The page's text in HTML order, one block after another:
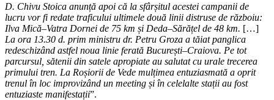
D. Chivu Stoica anunță apoi că la sfârșitul acestei campanii de
lucru vor fi redate traficului ultimele două linii distruse de războiu:
Ilva Mică–Vatra Dornei de 75 km și Deda–Sărățel de 48 km. […]
La ora 13.30 d. prim ministru dr. Petru Groza a tăiat panglica
redeschizând astfel noua linie ferată București–Craiova. Pe tot
parcursul, sătenii din satele apropiate au salutat cu urale trecerea
primului tren. La Roșiorii de Vede mulțimea entuziasmată a oprit
trenul în loc improvizând un meeting și în celelalte stații au fost
entuziaste manifestații”.